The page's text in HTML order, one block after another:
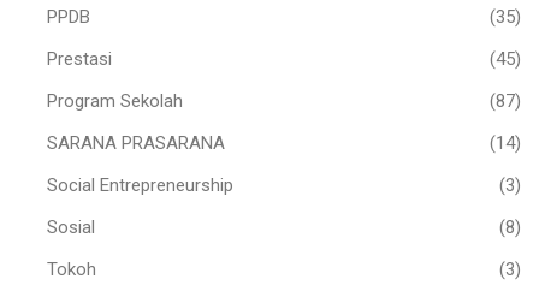
PPDB
(35)
Prestasi
(45)
Program Sekolah
(87)
SARANA PRASARANA
(14)
Social Entrepreneurship
(3)
Sosial
(8)
Tokoh
(3)